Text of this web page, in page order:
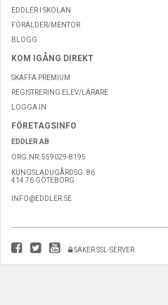
EDDLER I SKOLAN
FÖRÄLDER/MENTOR
BLOGG
KOM IGÅNG DIREKT
SKAFFA PREMIUM
REGISTRERING ELEV/LÄRARE
LOGGA IN
FÖRETAGSINFO
EDDLER AB
ORG.NR: 559029-8195
KUNGSLADUGÅRDSG. 86
414 76 GÖTEBORG
INFO@EDDLER.SE
SÄKER SSL-SERVER